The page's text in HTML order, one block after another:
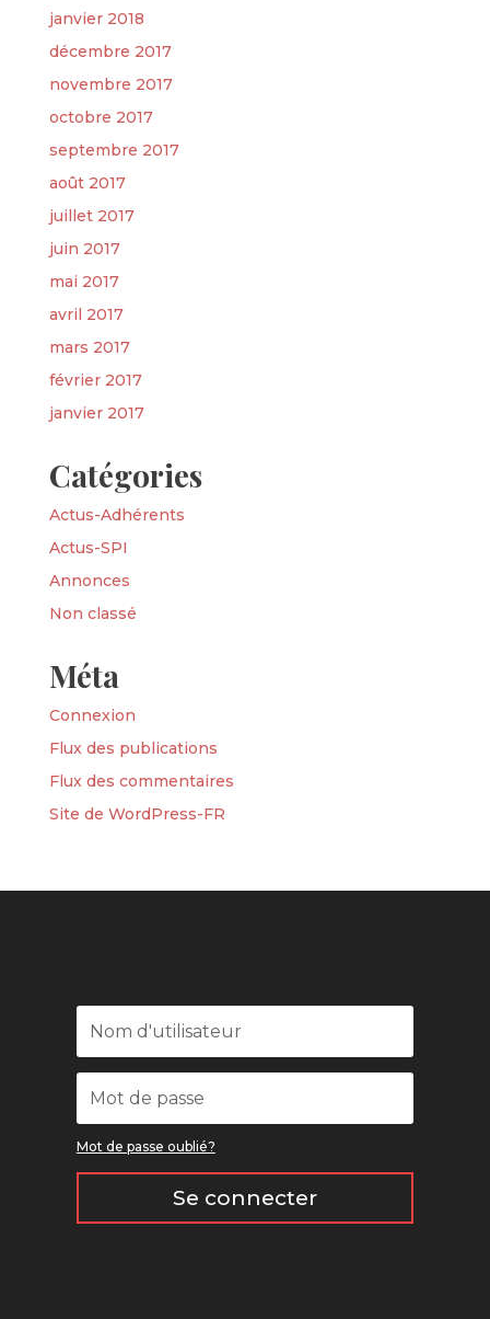
janvier 2018
décembre 2017
novembre 2017
octobre 2017
septembre 2017
août 2017
juillet 2017
juin 2017
mai 2017
avril 2017
mars 2017
février 2017
janvier 2017
Catégories
Actus-Adhérents
Actus-SPI
Annonces
Non classé
Méta
Connexion
Flux des publications
Flux des commentaires
Site de WordPress-FR
Mot de passe oublié?
Se connecter